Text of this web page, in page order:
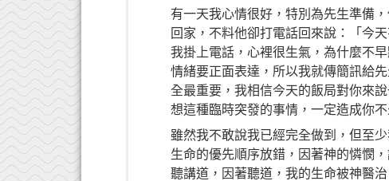
有一天我心情很好，特別為先生準備
回家，不料他卻打電話回來說：「今
我掛上電話，心裡很生氣，為什麼不
情緒要正面表達，所以我就傳簡訊給
全最重要，我相信今天的飯局對你來
想這種臨時突發的事情，一定造成你
雖然我不敢說我已經完全做到，但至
生命的優先順序放錯，因著神的憐憫
聽講道，因著聽道，我的生命被神醫